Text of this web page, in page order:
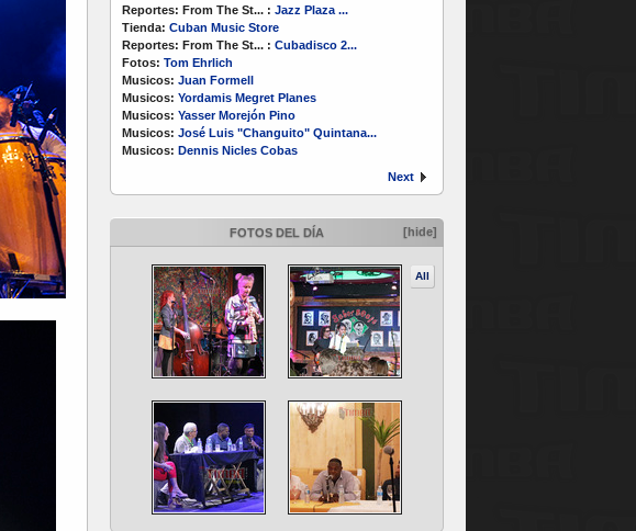
Reportes: From The St... : Jazz Plaza ...
Tienda: Cuban Music Store
Reportes: From The St... : Cubadisco 2...
Fotos: Tom Ehrlich
Musicos: Juan Formell
Musicos: Yordamis Megret Planes
Musicos: Yasser Morejón Pino
Musicos: José Luis "Changuito" Quintana...
Musicos: Dennis Nicles Cobas
Next
FOTOS DEL DÍA [hide]
All